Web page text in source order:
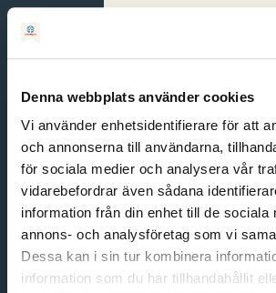
Denna webbplats använder cookies
Vi använder enhetsidentifierare för att
och annonserna till användarna,
för sociala medier och analysera vår
vidarebefordrar även sådana
information från din enhet till de sociala
annons- och analysföretag som vi
Dessa kan i sin tur kombinera
information som du har tillhandahållit
Email address